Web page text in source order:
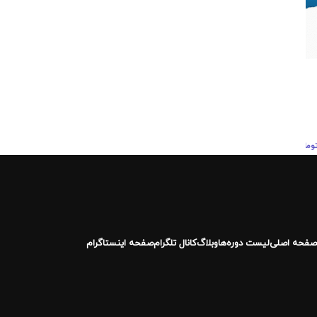
•
صفحه اصلیلیست دوره‌هاوبلاگکانال تلگرامصفحه اینستاگرام